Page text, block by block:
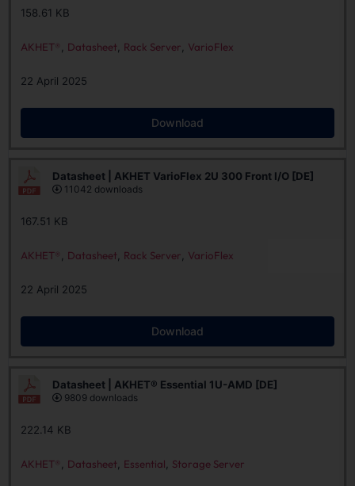
158.61 KB
AKHET® Datasheet Rack Server VarioFlex
22 April 2025
Download
Datasheet | AKHET VarioFlex 2U 300 Front I/O [DE]
11042 downloads
167.51 KB
AKHET® Datasheet Rack Server VarioFlex
22 April 2025
Download
Datasheet | AKHET® Essential 1U-AMD [DE]
9809 downloads
222.14 KB
AKHET® Datasheet Essential Storage Server